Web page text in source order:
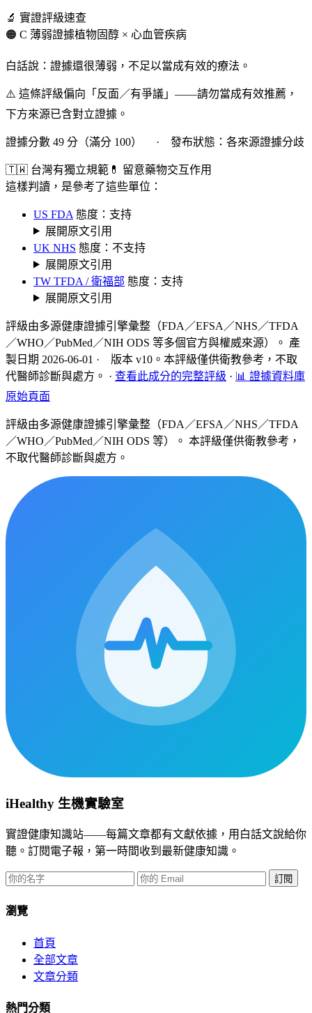
🔬 實證評級速查
🟠 C 薄弱證據植物固醇 × 心血管疾病
白話說：證據還很薄弱，不足以當成有效的療法。
⚠️ 這條評級偏向「反面／有爭議」——請勿當成有效推薦，
下方來源已含對立證據。
證據分數 49 分（滿分 100） · 發布狀態：各來源證據分歧
🇹🇼 台灣有獨立規範 💊 留意藥物交互作用
這樣判讀，是參考了這些單位：
US FDA 態度：支持
展開原文引用
UK NHS 態度：不支持
展開原文引用
TW TFDA / 衛福部 態度：支持
展開原文引用
評級由多源健康證據引擎彙整（FDA／EFSA／NHS／TFDA
／WHO／PubMed／NIH ODS 等多個官方與權威來源）。 產
製日期 2026-06-01 · 版本 v10。本評級僅供衛教參考，不取
代醫師診斷與處方。 · 查看此成分的完整評級 · 📊 證據資料庫
原始頁面
評級由多源健康證據引擎彙整（FDA／EFSA／NHS／TFDA
／WHO／PubMed／NIH ODS 等）。 本評級僅供衛教參考，
不取代醫師診斷與處方。
iHealthy 生機實驗室
實證健康知識站——每篇文章都有文獻依據，用白話文說給你
聽。訂閱電子報，第一時間收到最新健康知識。
訂閱
瀏覽
首頁
全部文章
文章分類
熱門分類